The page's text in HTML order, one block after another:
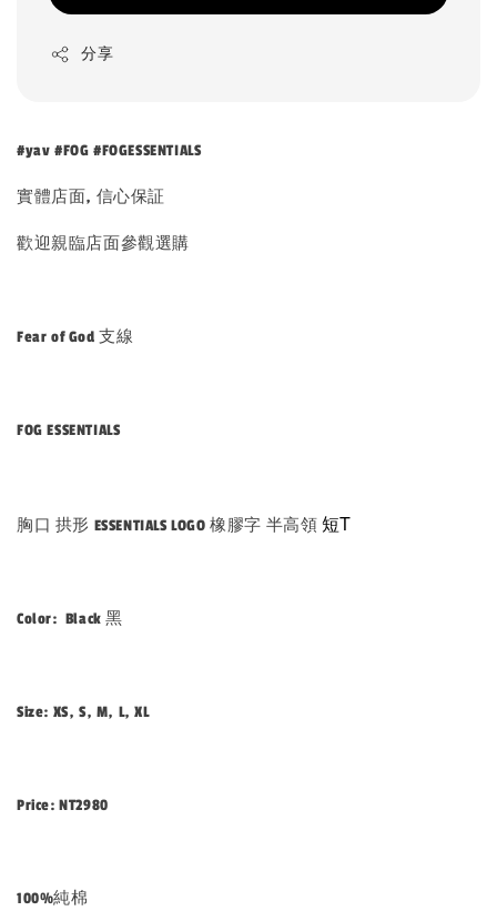
分享
#yav #FOG #FOGESSENTIALS
實體店面, 信心保証
歡迎親臨店面參觀選購
Fear of God 支線
FOG ESSENTIALS
胸口 拱形 ESSENTIALS LOGO 橡膠字 半高領 短T
Color: Black 黑
Size: XS, S, M, L, XL
Price: NT2980
100%純棉